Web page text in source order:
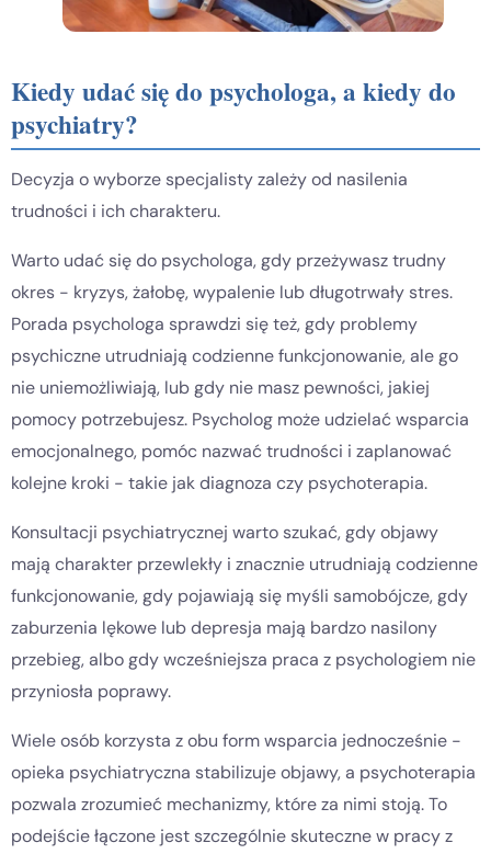
Kiedy udać się do psychologa, a kiedy do
psychiatry?
Decyzja o wyborze specjalisty zależy od nasilenia
trudności i ich charakteru.
Warto udać się do psychologa, gdy przeżywasz trudny
okres - kryzys, żałobę, wypalenie lub długotrwały stres.
Porada psychologa sprawdzi się też, gdy problemy
psychiczne utrudniają codzienne funkcjonowanie, ale go
nie uniemożliwiają, lub gdy nie masz pewności, jakiej
pomocy potrzebujesz. Psycholog może udzielać wsparcia
emocjonalnego, pomóc nazwać trudności i zaplanować
kolejne kroki - takie jak diagnoza czy psychoterapia.
Konsultacji psychiatrycznej warto szukać, gdy objawy
mają charakter przewlekły i znacznie utrudniają codzienne
funkcjonowanie, gdy pojawiają się myśli samobójcze, gdy
zaburzenia lękowe lub depresja mają bardzo nasilony
przebieg, albo gdy wcześniejsza praca z psychologiem nie
przyniosła poprawy.
Wiele osób korzysta z obu form wsparcia jednocześnie -
opieka psychiatryczna stabilizuje objawy, a psychoterapia
pozwala zrozumieć mechanizmy, które za nimi stoją. To
podejście łączone jest szczególnie skuteczne w pracy z